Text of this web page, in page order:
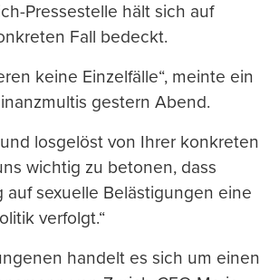
Pressestelle hält sich auf
Fall bedeckt.
keine Einzelfälle“, meinte ein
gestern Abend.
losgelöst von Ihrer konkreten
wichtig zu betonen, dass
auf sexuelle Belästigungen eine
verfolgt.“
handelt es sich um einen